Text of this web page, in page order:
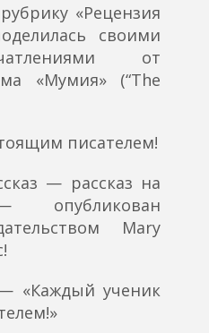
«Рецензия
своими
от
«Мумия» (“The
писателем!
— рассказ на
опубликован
Mary
«Каждый ученик